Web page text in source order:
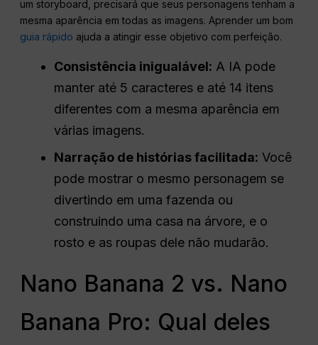
um storyboard, precisará que seus personagens tenham a
mesma aparência em todas as imagens. Aprender um bom
guia rápido ajuda a atingir esse objetivo com perfeição.
Consistência inigualável: A IA pode
manter até 5 caracteres e até 14 itens
diferentes com a mesma aparência em
várias imagens.
Narração de histórias facilitada: Você
pode mostrar o mesmo personagem se
divertindo em uma fazenda ou
construindo uma casa na árvore, e o
rosto e as roupas dele não mudarão.
Nano Banana 2 vs. Nano
Banana Pro: Qual deles